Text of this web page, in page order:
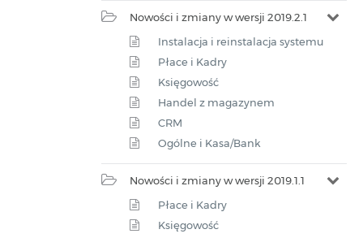
Nowości i zmiany w wersji 2019.2.1
Instalacja i reinstalacja systemu
Płace i Kadry
Księgowość
Handel z magazynem
CRM
Ogólne i Kasa/Bank
Nowości i zmiany w wersji 2019.1.1
Płace i Kadry
Księgowość